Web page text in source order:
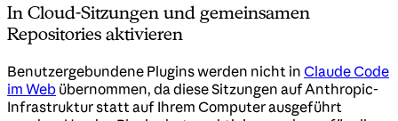
In Cloud-Sitzungen und gemeinsamen
Repositories aktivieren
Benutzergebundene Plugins werden nicht in Claude Code
im Web übernommen, da diese Sitzungen auf Anthropic-
Infrastruktur statt auf Ihrem Computer ausgeführt